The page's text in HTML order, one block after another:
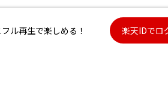
ル再生で楽しめる！ 楽天IDでロ